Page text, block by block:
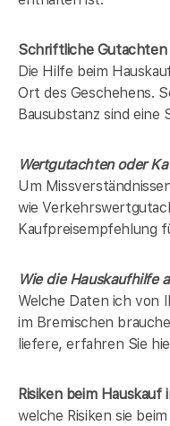
Schriftliche Gutachten
Die Hilfe beim
Ort des Geschehens.
Bausubstanz sind eine
Wertgutachten oder
Um
wie
Kaufpreisempfehlung
Wie die Hauskaufhilfe
Welche Daten ich von
im Bremischen
liefere, erfahren Sie
Risiken beim Hauskauf
welche Risiken sie